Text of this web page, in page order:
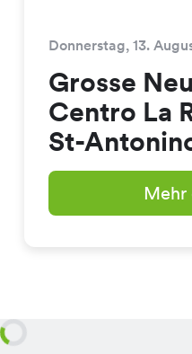
Donnerstag, 13.
Grosse
Centro La
St-
Mehr